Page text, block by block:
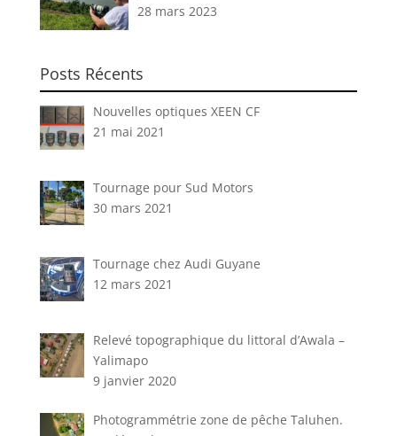
28 mars 2023
Posts Récents
Nouvelles optiques XEEN CF
21 mai 2021
Tournage pour Sud Motors
30 mars 2021
Tournage chez Audi Guyane
12 mars 2021
Relevé topographique du littoral d’Awala –
Yalimapo
9 janvier 2020
Photogrammétrie zone de pêche Taluhen.